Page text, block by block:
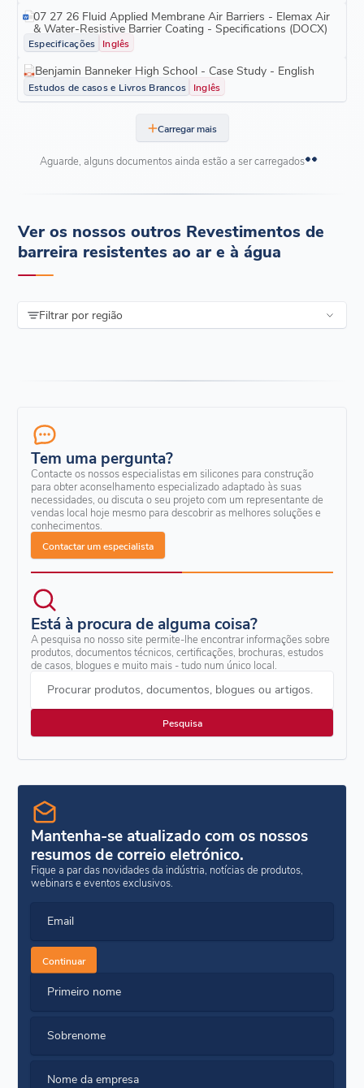
07 27 26 Fluid Applied Membrane Air Barriers - Elemax Air
& Water-Resistive Barrier Coating - Specifications (DOCX)
Especificações Inglês
Benjamin Banneker High School - Case Study - English
Estudos de casos e Livros Brancos Inglês
Carregar mais
Aguarde, alguns documentos ainda estão a ser carregados
Ver os nossos outros Revestimentos de
barreira resistentes ao ar e à água
Filtrar por região
Tem uma pergunta?
Contacte os nossos especialistas em silicones para construção
para obter aconselhamento especializado adaptado às suas
necessidades, ou discuta o seu projeto com um representante de
vendas local hoje mesmo para descobrir as melhores soluções e
conhecimentos.
Contactar um especialista
Está à procura de alguma coisa?
A pesquisa no nosso site permite-lhe encontrar informações sobre
produtos, documentos técnicos, certificações, brochuras, estudos
de casos, blogues e muito mais - tudo num único local.
Procurar produtos, documentos, blogues ou artigos.
Mantenha-se atualizado com os nossos
resumos de correio eletrónico.
Fique a par das novidades da indústria, notícias de produtos,
webinars e eventos exclusivos.
Email
Continuar
Primeiro nome
Sobrenome
Nome da empresa